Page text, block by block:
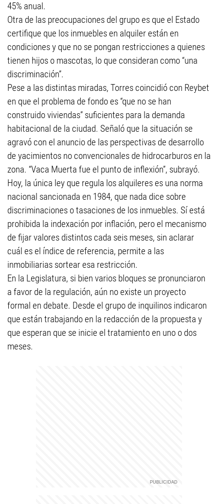
45% anual.
Otra de las preocupaciones del grupo es que el Estado
certifique que los inmuebles en alquiler están en
condiciones y que no se pongan restricciones a quienes
tienen hijos o mascotas, lo que consideran como “una
discriminación”.
Pese a las distintas miradas, Torres coincidió con Reybet
en que el problema de fondo es “que no se han
construido viviendas” suficientes para la demanda
habitacional de la ciudad. Señaló que la situación se
agravó con el anuncio de las perspectivas de desarrollo
de yacimientos no convencionales de hidrocarburos en la
zona. “Vaca Muerta fue el punto de inflexión”, subrayó.
Hoy, la única ley que regula los alquileres es una norma
nacional sancionada en 1984, que nada dice sobre
discriminaciones o tasaciones de los inmuebles. Sí está
prohibida la indexación por inflación, pero el mecanismo
de fijar valores distintos cada seis meses, sin aclarar
cuál es el índice de referencia, permite a las
inmobiliarias sortear esa restricción.
En la Legislatura, si bien varios bloques se pronunciaron
a favor de la regulación, aún no existe un proyecto
formal en debate. Desde el grupo de inquilinos indicaron
que están trabajando en la redacción de la propuesta y
que esperan que se inicie el tratamiento en uno o dos
meses.